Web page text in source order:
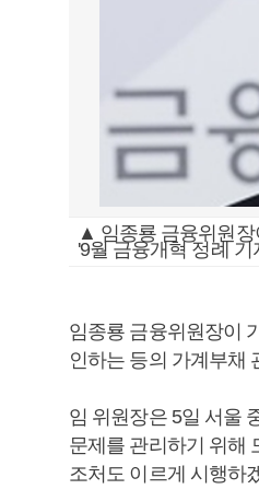
▲ 임종룡 금융위원장
'9월 금융개혁 정례
임종룡 금융위원장이
인하는 등의 가계부채
임 위원장은 5일 서울
문제를 관리하기 위해
조처도 이르게 시행하